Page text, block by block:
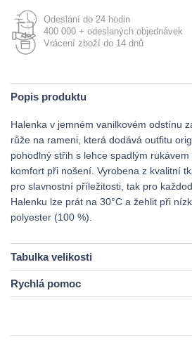
Odeslání do 24 hodin
400 000 + odeslaných objednávek
Vrácení zboží do 14 dnů
Popis produktu
Halenka v jemném vanilkovém odstínu
růže na rameni, která dodává outfitu
pohodlný střih s lehce spadlým
komfort při nošení. Vyrobena z kvalitní
pro slavnostní příležitosti, tak pro
Halenku lze prát na 30°C a žehlit při
polyester (100 %).
Tabulka velikosti
Rychlá pomoc